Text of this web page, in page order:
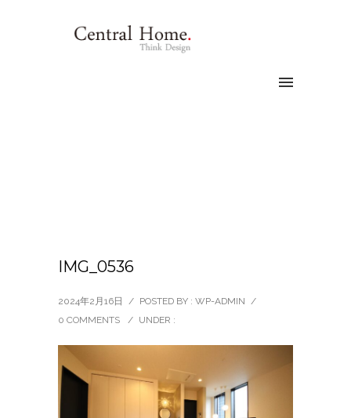
IMG_0536
2024年2月16日 / POSTED BY : WP-ADMIN /
0 COMMENTS
/ UNDER :